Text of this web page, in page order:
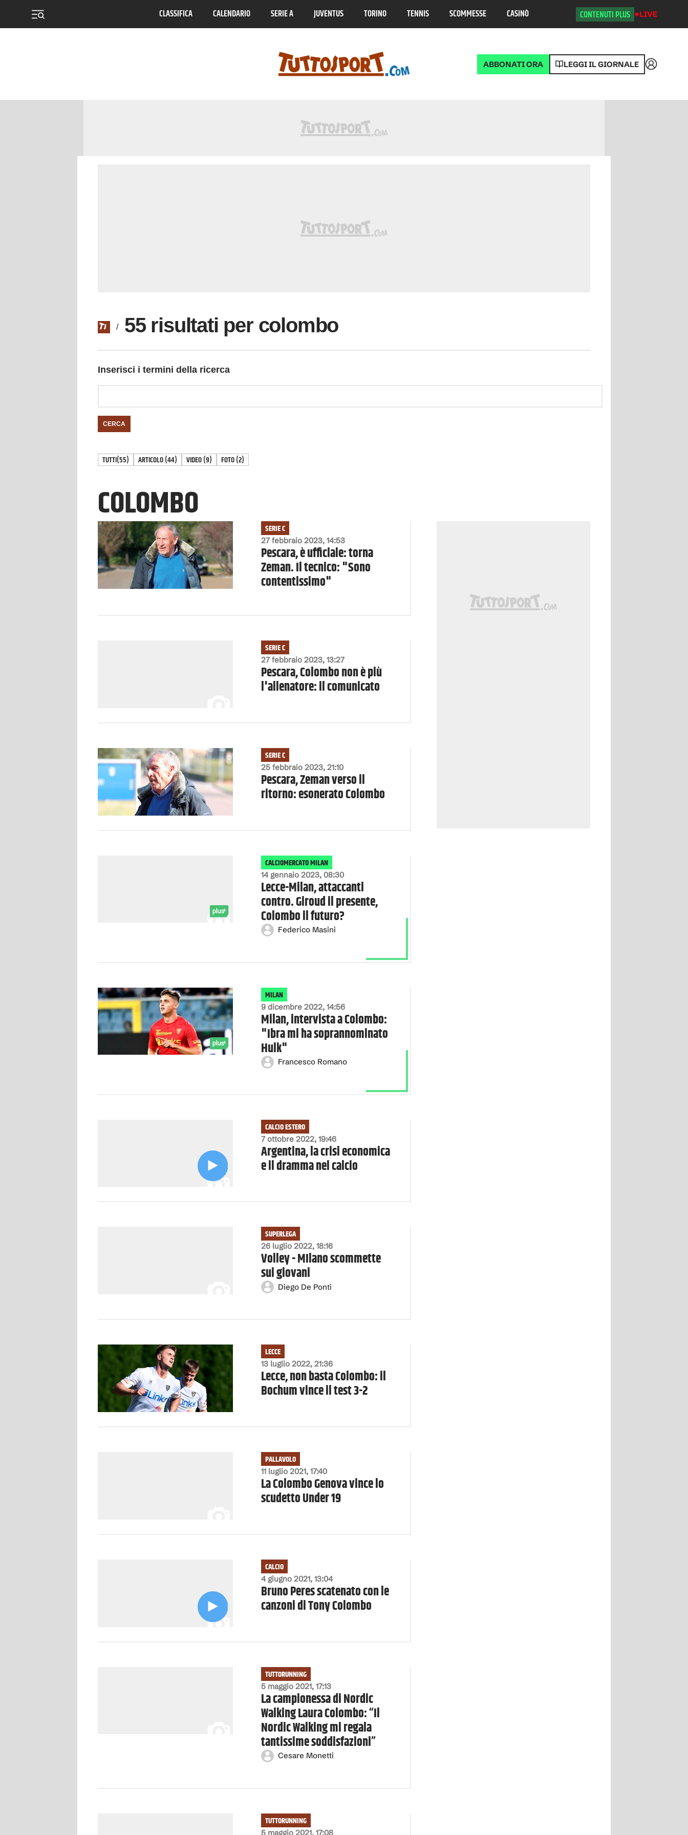
CLASSIFICA CALENDARIO SERIE A JUVENTUS TORINO TENNIS SCOMMESSE CASINÒ CONTENUTI PLUS LIVE
ABBONATI ORA LEGGI IL GIORNALE Accedi
/ 55 risultati per colombo
Inserisci i termini della ricerca
CERCA
TUTTI(55) ARTICOLO(44) VIDEO(9) FOTO(2)
COLOMBO
27 febbraio 2023, 14:53
SERIE C
Pescara, è ufficiale: torna
Zeman. Il tecnico: "Sono
contentissimo"
27 febbraio 2023, 13:27
SERIE C
Pescara, Colombo non è più
l'allenatore: il comunicato
25 febbraio 2023, 21:10
SERIE C
Pescara, Zeman verso il
ritorno: esonerato Colombo
14 gennaio 2023, 08:30
CALCIOMERCATO MILAN
Lecce-Milan, attaccanti
contro. Giroud il presente,
Colombo il futuro?
Federico Masini
9 dicembre 2022, 14:56
MILAN
Milan, intervista a Colombo:
"Ibra mi ha soprannominato
Hulk"
Francesco Romano
7 ottobre 2022, 19:46
CALCIO ESTERO
Argentina, la crisi economica
e il dramma nel calcio
26 luglio 2022, 18:16
SUPERLEGA
Volley - MIlano scommette
sui giovani
Diego De Ponti
13 luglio 2022, 21:36
LECCE
Lecce, non basta Colombo: il
Bochum vince il test 3-2
11 luglio 2021, 17:40
PALLAVOLO
La Colombo Genova vince lo
scudetto Under 19
4 giugno 2021, 13:04
CALCIO
Bruno Peres scatenato con le
canzoni di Tony Colombo
5 maggio 2021, 17:13
TUTTORUNNING
La campionessa di Nordic
Walking Laura Colombo: “Il
Nordic Walking mi regala
tantissime soddisfazioni”
Cesare Monetti
5 maggio 2021, 17:08
TUTTORUNNING